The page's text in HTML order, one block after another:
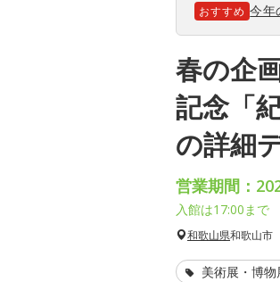
おすすめ 今年
春の企
記念「
の詳細
営業期間：
入館は17:00まで
和歌山県和歌山市
美術展・博